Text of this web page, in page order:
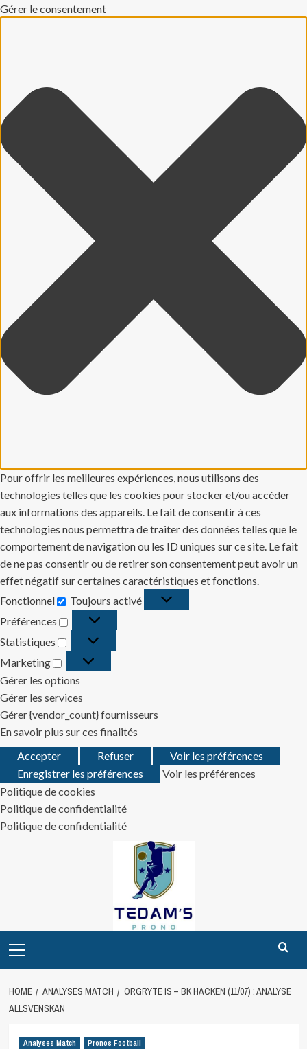
Gérer le consentement
Pour offrir les meilleures expériences, nous utilisons des
technologies telles que les cookies pour stocker et/ou accéder
aux informations des appareils. Le fait de consentir à ces
technologies nous permettra de traiter des données telles que le
comportement de navigation ou les ID uniques sur ce site. Le fait
de ne pas consentir ou de retirer son consentement peut avoir un
effet négatif sur certaines caractéristiques et fonctions.
Fonctionnel
Fonctionnel
Toujours activé
Préférences
Préférences
Statistiques
Statistiques
Marketing
Marketing
Gérer les options
Gérer les services
Gérer {vendor_count} fournisseurs
En savoir plus sur ces finalités
Accepter
Refuser
Voir les préférences
Enregistrer les préférences
Voir les préférences
Politique de cookies
Politique de confidentialité
Politique de confidentialité
Menu
HOME ANALYSES MATCH
ORGRYTE IS – BK HACKEN (11/07) : ANALYSE
ALLSVENSKAN
Analyses Match Pronos Football